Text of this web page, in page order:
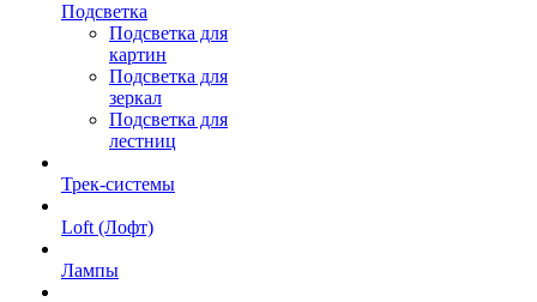
Подсветка
Подсветка для
картин
Подсветка для
зеркал
Подсветка для
лестниц
Трек-системы
Loft (Лофт)
Лампы